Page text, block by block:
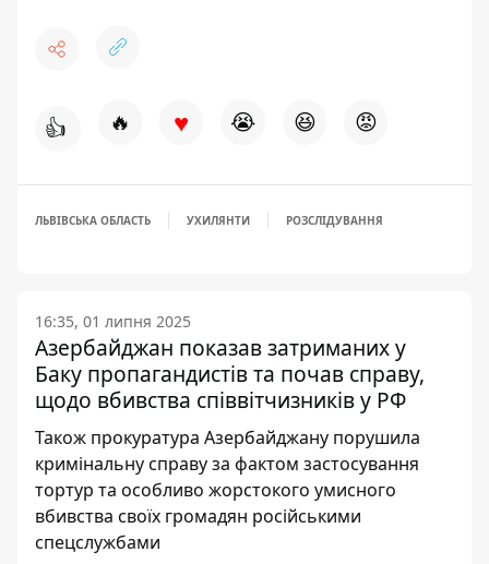
👍 🔥 ♥ 😭 😆 😡
ЛЬВІВСЬКА ОБЛАСТЬ УХИЛЯНТИ РОЗСЛІДУВАННЯ
16:35, 01 липня 2025
Азербайджан показав затриманих у
Баку пропагандистів та почав справу,
щодо вбивства співвітчизників у РФ
Також прокуратура Азербайджану порушила
кримінальну справу за фактом застосування
тортур та особливо жорстокого умисного
вбивства своїх громадян російськими
спецслужбами